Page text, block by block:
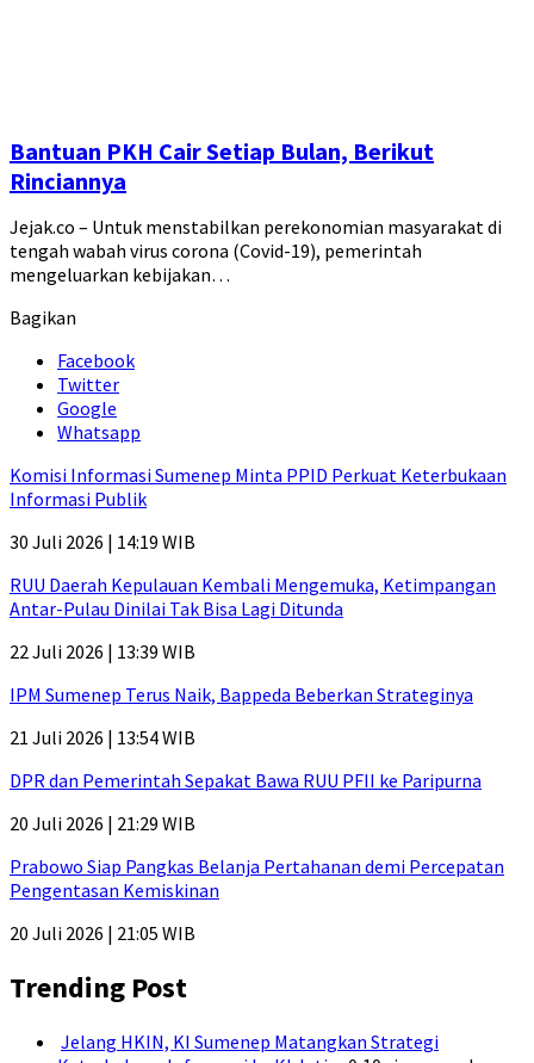
Bantuan PKH Cair Setiap Bulan, Berikut
Rinciannya
Jejak.co – Untuk menstabilkan perekonomian masyarakat di
tengah wabah virus corona (Covid-19), pemerintah
mengeluarkan kebijakan…
Bagikan
Facebook
Twitter
Google
Whatsapp
Komisi Informasi Sumenep Minta PPID Perkuat Keterbukaan
Informasi Publik
30 Juli 2026 | 14:19 WIB
RUU Daerah Kepulauan Kembali Mengemuka, Ketimpangan
Antar-Pulau Dinilai Tak Bisa Lagi Ditunda
22 Juli 2026 | 13:39 WIB
IPM Sumenep Terus Naik, Bappeda Beberkan Strateginya
21 Juli 2026 | 13:54 WIB
DPR dan Pemerintah Sepakat Bawa RUU PFII ke Paripurna
20 Juli 2026 | 21:29 WIB
Prabowo Siap Pangkas Belanja Pertahanan demi Percepatan
Pengentasan Kemiskinan
20 Juli 2026 | 21:05 WIB
Trending Post
Jelang HKIN, KI Sumenep Matangkan Strategi